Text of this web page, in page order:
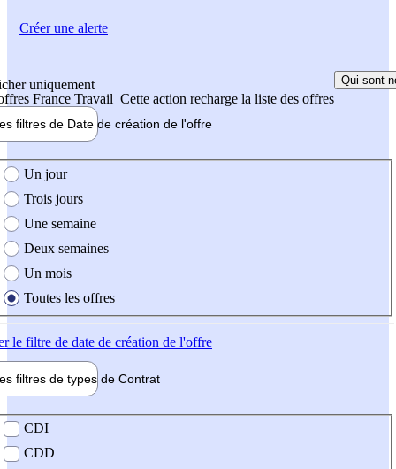
uniquement
France Travail Cette action recharge la liste des offres
Qui sont
filtres de Date de création de l'offre
création de l'offre
Un jour
Trois jours
Une semaine
Deux semaines
Un mois
Toutes les offres
le filtre de date de création de l'offre
filtres de types de Contrat
contrat
CDI
CDD
Créer une alerte